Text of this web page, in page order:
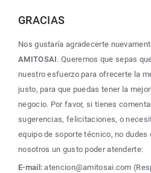
GRACIAS
Nos gustaría agradecerte
AMITOSAI. Queremos que sepas
nuestro esfuerzo para ofrecerte la
justo, para que puedas tener la
negocio. Por favor, si tienes
sugerencias, felicitaciones, o
equipo de soporte técnico, no
nosotros un gusto poder atenderte:
E-mail: atencion@amitosai.com